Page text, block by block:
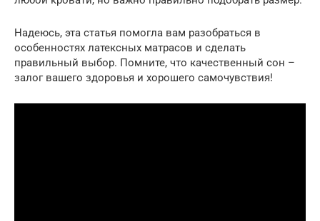
Надеюсь, эта статья помогла вам разобраться в
особенностях латексных матрасов и сделать
правильный выбор. Помните, что качественный сон –
залог вашего здоровья и хорошего самочувствия!